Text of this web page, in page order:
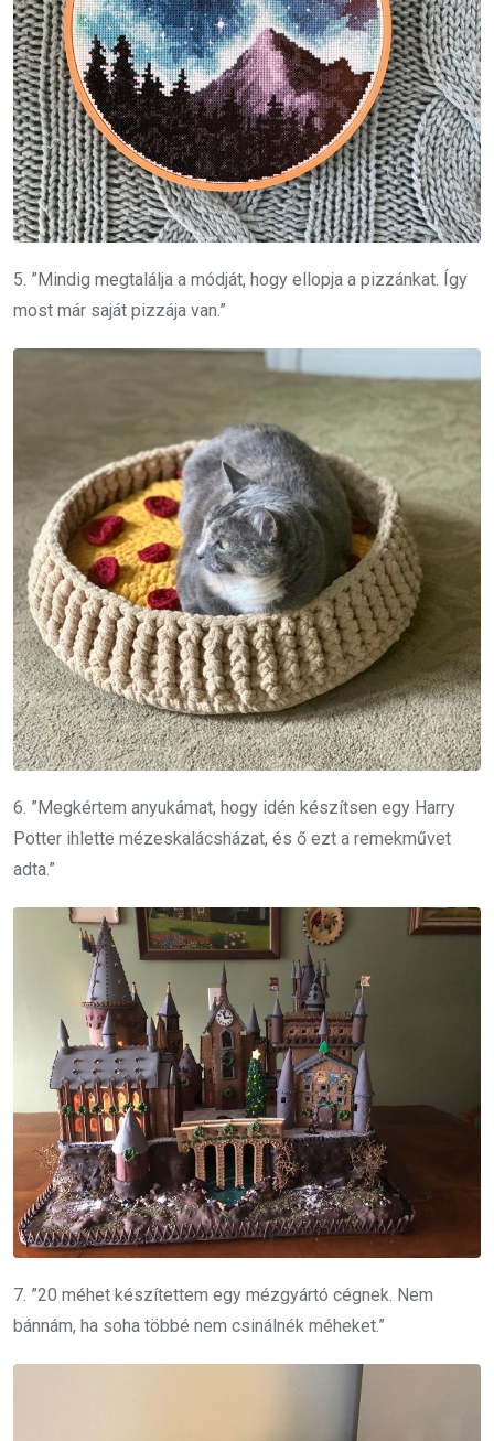
5. ”Mindig megtalálja a módját, hogy ellopja a pizzánkat. Így
most már saját pizzája van.”
6. ”Megkértem anyukámat, hogy idén készítsen egy Harry
Potter ihlette mézeskalácsházat, és ő ezt a remekművet
adta.”
7. ”20 méhet készítettem egy mézgyártó cégnek. Nem
bánnám, ha soha többé nem csinálnék méheket.”